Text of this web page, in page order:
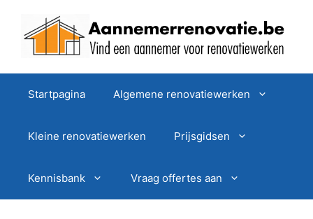
Startpagina Algemene renovatiewerken
Kleine renovatiewerken Prijsgidsen
Kennisbank Vraag offertes aan